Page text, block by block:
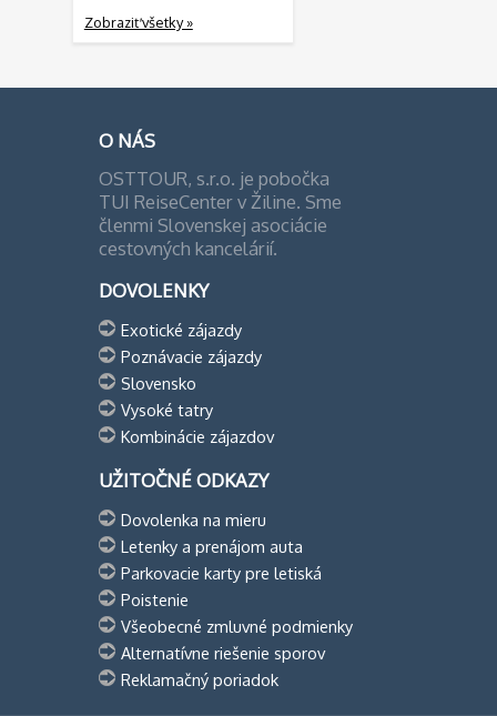
Zobraziť všetky »
O NÁS
OSTTOUR, s.r.o. je pobočka
TUI ReiseCenter v Žiline. Sme
členmi Slovenskej asociácie
cestovných kancelárií.
DOVOLENKY
Exotické zájazdy
Poznávacie zájazdy
Slovensko
Vysoké tatry
Kombinácie zájazdov
UŽITOČNÉ ODKAZY
Dovolenka na mieru
Letenky a prenájom auta
Parkovacie karty pre letiská
Poistenie
Všeobecné zmluvné podmienky
Alternatívne riešenie sporov
Reklamačný poriadok